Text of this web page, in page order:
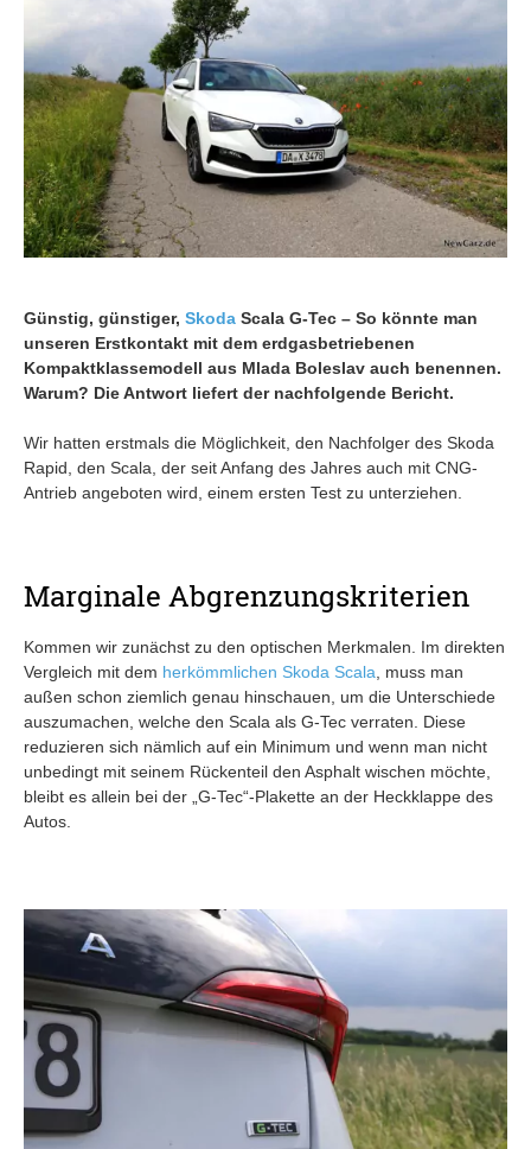
Günstig, günstiger, Skoda Scala G-Tec – So könnte man
unseren Erstkontakt mit dem erdgasbetriebenen
Kompaktklassemodell aus Mlada Boleslav auch benennen.
Warum? Die Antwort liefert der nachfolgende Bericht.
Wir hatten erstmals die Möglichkeit, den Nachfolger des Skoda
Rapid, den Scala, der seit Anfang des Jahres auch mit CNG-
Antrieb angeboten wird, einem ersten Test zu unterziehen.
Marginale Abgrenzungskriterien
Kommen wir zunächst zu den optischen Merkmalen. Im direkten
Vergleich mit dem herkömmlichen Skoda Scala , muss man
außen schon ziemlich genau hinschauen, um die Unterschiede
auszumachen, welche den Scala als G-Tec verraten. Diese
reduzieren sich nämlich auf ein Minimum und wenn man nicht
unbedingt mit seinem Rückenteil den Asphalt wischen möchte,
bleibt es allein bei der „G-Tec“-Plakette an der Heckklappe des
Autos.